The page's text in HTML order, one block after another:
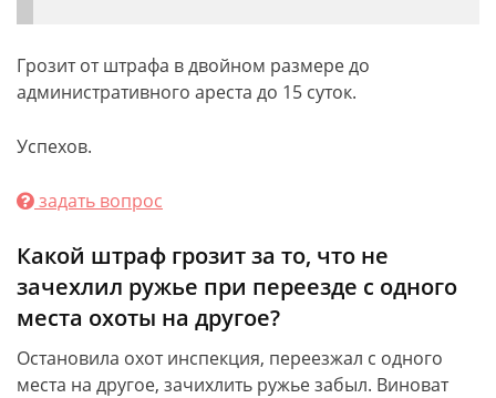
Грозит от штрафа в двойном размере до
административного ареста до 15 суток.
Успехов.
задать вопрос
Какой штраф грозит за то, что не
зачехлил ружье при переезде с одного
места охоты на другое?
Остановила охот инспекция, переезжал с одного
места на другое, зачихлить ружье забыл. Виноват